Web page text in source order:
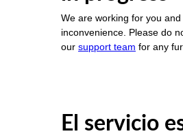
We are working for you
inconvenience. Please do
our support team for any
El servicio